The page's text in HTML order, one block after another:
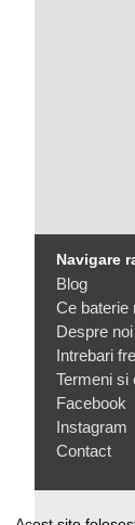
Navigare
Blog
Ce baterie
Despre noi
Intrebari
Termeni si
Facebook
Instagram
Contact